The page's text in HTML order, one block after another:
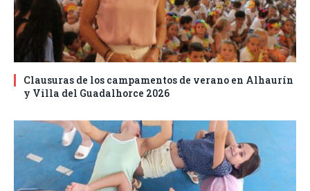
Clausuras de los campamentos de verano en Alhaurín
y Villa del Guadalhorce 2026